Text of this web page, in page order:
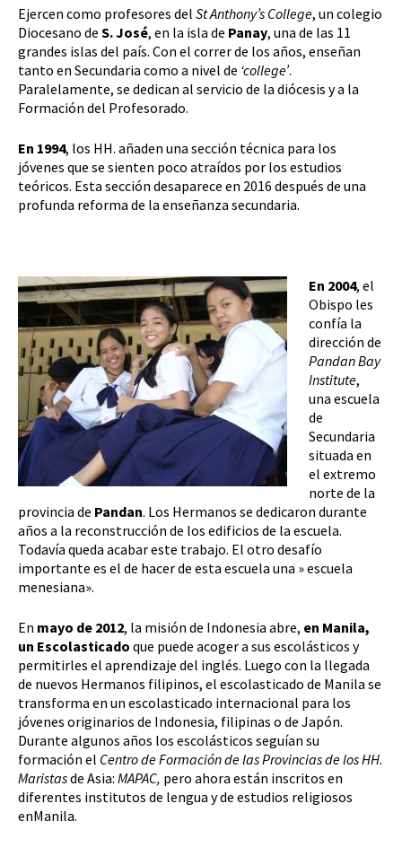
Ejercen como profesores del St Anthony’s College, un colegio
Diocesano de S. José, en la isla de Panay, una de las 11
grandes islas del país. Con el correr de los años, enseñan
tanto en Secundaria como a nivel de ‘college’.
Paralelamente, se dedican al servicio de la diócesis y a la
Formación del Profesorado.
En 1994, los HH. añaden una sección técnica para los
jóvenes que se sienten poco atraídos por los estudios
teóricos. Esta sección desaparece en 2016 después de una
profunda reforma de la enseñanza secundaria.
En 2004, el
Obispo les
confía la
dirección de
Pandan Bay
Institute,
una escuela
de
Secundaria
situada en
el extremo
norte de la
provincia de Pandan. Los Hermanos se dedicaron durante
años a la reconstrucción de los edificios de la escuela.
Todavía queda acabar este trabajo. El otro desafío
importante es el de hacer de esta escuela una » escuela
menesiana».
En mayo de 2012, la misión de Indonesia abre, en Manila,
un Escolasticado que puede acoger a sus escolásticos y
permitirles el aprendizaje del inglés. Luego con la llegada
de nuevos Hermanos filipinos, el escolasticado de Manila se
transforma en un escolasticado internacional para los
jóvenes originarios de Indonesia, filipinas o de Japón.
Durante algunos años los escolásticos seguían su
formación el Centro de Formación de las Provincias de los HH.
Maristasde Asia: MAPAC, pero ahora están inscritos en
diferentes institutos de lengua y de estudios religiosos
enManila.